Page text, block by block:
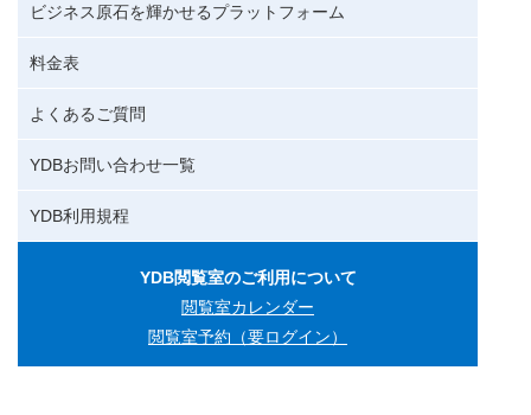
ビジネス原石を輝かせるプラットフォーム
料金表
よくあるご質問
YDBお問い合わせ一覧
YDB利用規程
YDB閲覧室のご利用について
閲覧室カレンダー
閲覧室予約（要ログイン）